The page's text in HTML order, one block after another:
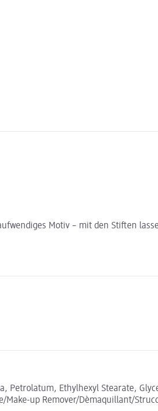
Motiv – mit den Stiften
Petrolatum, Ethylhexyl Stearate,
Make-up Remover/Dèmaquillant/